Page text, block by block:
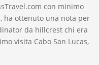
con minimo
ha ottenuto una nota per
da hillcrest chi era
visita Cabo San Lucas,